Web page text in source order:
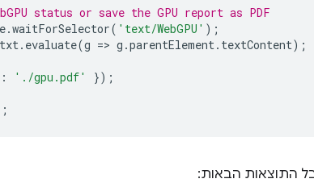
status or save the GPU report as PDF
.waitForSelector( 'text/WebGPU' );
txt. evaluate(g => g .parentElement. textContent);
: './gpu.pdf' });
התוצאות הבאות: